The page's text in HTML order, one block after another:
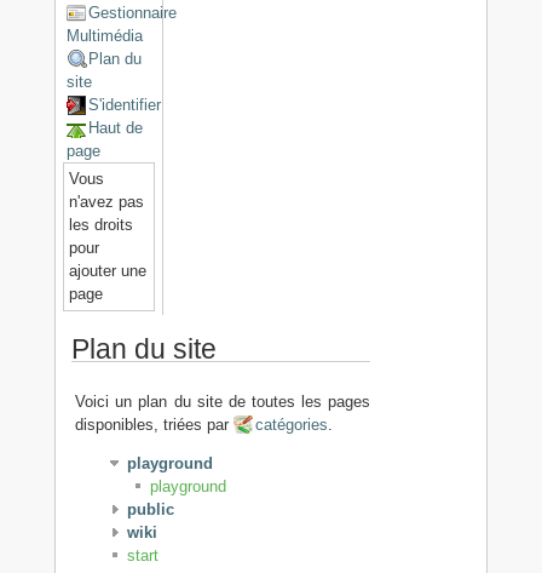
Gestionnaire
Multimédia
Plan du
site
S'identifier
Haut de
page
Vous
n'avez pas
les droits
pour
ajouter une
page
Plan du site
Voici un plan du site de toutes les pages
disponibles, triées par
catégories
playground
playground
public
wiki
start